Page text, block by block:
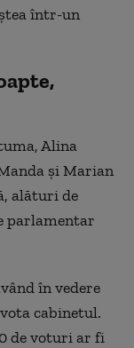
într-un
Alina
și Marian
alături de
parlamentar
în vedere
cabinetul.
de voturi ar fi